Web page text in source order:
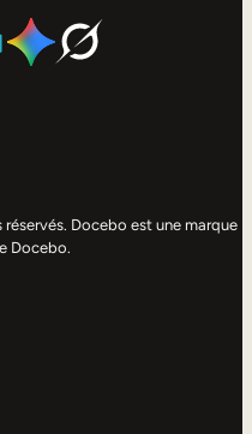
Docebo est une marque
Docebo.